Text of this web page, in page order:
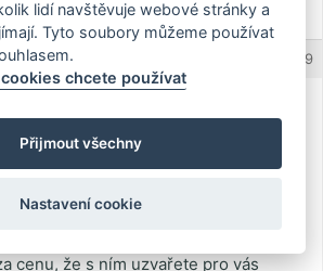
#1579
medu kolem huby. Když něco
cenu, že s ním uzvařete pro vás
lidí navštěvuje webové stránky a
Tyto soubory můžeme používat
chcete používat
Přijmout všechny
Nastavení cookie